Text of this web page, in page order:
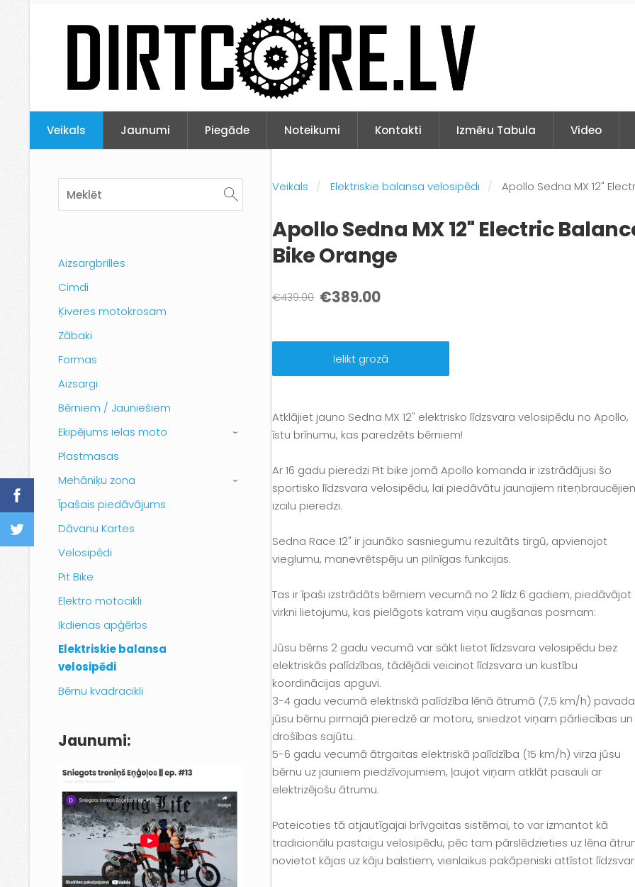
Veikals Jaunumi Piegāde Noteikumi Kontakti Izmēru Tabula Video
Aizsargbrilles
Cimdi
Ķiveres motokrosam
Zābaki
Formas
Aizsargi
Bērniem / Jauniešiem
Ekipējums ielas moto
›
Plastmasas
Mehāniķu zona
›
Īpašais piedāvājums
Dāvanu Kartes
Velosipēdi
Pit Bike
Elektro motocikli
Ikdienas apģērbs
Elektriskie balansa
velosipēdi
Bērnu kvadracikli
Jaunumi:
Veikals Elektriskie balansa velosipēdi Apollo Sedna MX 12"
Apollo Sedna MX 12" Electric
Bike Orange
€439.00 €389.00
Ielikt grozā
Atklājiet jauno Sedna MX 12" elektrisko līdzsvara velosipēdu no Apollo,
īstu brīnumu, kas paredzēts bērniem!
Ar 16 gadu pieredzi Pit bike jomā Apollo komanda ir izstrādājusi šo
sportisko līdzsvara velosipēdu, lai piedāvātu jaunajiem
izcilu pieredzi.
Sedna Race 12" ir jaunāko sasniegumu rezultāts tirgū, apvienojot
vieglumu, manevrētspēju un pilnīgas funkcijas.
Tas ir īpaši izstrādāts bērniem vecumā no 2 līdz 6 gadiem, piedāvājot
virkni lietojumu, kas pielāgots katram viņu augšanas posmam:
Jūsu bērns 2 gadu vecumā var sākt lietot līdzsvara velosipēdu bez
elektriskās palīdzības, tādējādi veicinot līdzsvara un kustību
koordinācijas apguvi.
3-4 gadu vecumā elektriskā palīdzība lēnā ātrumā (7,5 km/h) pavada
jūsu bērnu pirmajā pieredzē ar motoru, sniedzot viņam pārliecības un
drošības sajūtu.
5-6 gadu vecumā ātrgaitas elektriskā palīdzība (15 km/h) virza jūsu
bērnu uz jauniem piedzīvojumiem, ļaujot viņam atklāt pasauli ar
elektrizējošu ātrumu.
Pateicoties tā atjautīgajai brīvgaitas sistēmai, to var izmantot kā
tradicionālu pastaigu velosipēdu, pēc tam pārslēdzieties uz lēna
novietot kājas uz kāju balstiem, vienlaikus pakāpeniski attīstot